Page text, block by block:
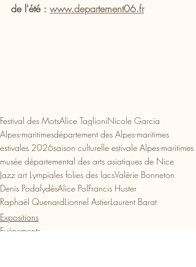
de l'été : www.departement06.fr
Festival des MotsAlice TaglioniNicole Garcia
Alpes-maritimesdépartement des Alpes-maritimes
estivales 2026saison culturelle estivale Alpes-maritimes
musée départemental des arts asiatiques de Nice
Jazz art Lympiales folies des lacsValérie Bonneton
Denis PodalydèsAlice PolFrancis Huster
Raphaël QuenardLionnel AstierLaurent Barat
Expositions
Evénements